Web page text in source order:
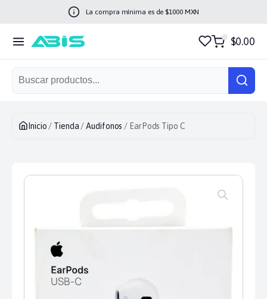
La compra mínima es de $1000MXN
$0.00
Inicio / Tienda /Audifonos / EarPods Tipo C